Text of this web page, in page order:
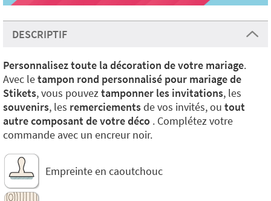
DESCRIPTIF
Personnalisez toute la décoration de votre mariage.
Avec letampon rond personnalisé pour mariage de
Stikets, vous pouveztamponner les invitations, les
souvenirs, les remerciementsde vos invités, ou tout
autre composant de votre déco . Complétez votre
commande avec un encreur noir.
Empreinte en caoutchouc